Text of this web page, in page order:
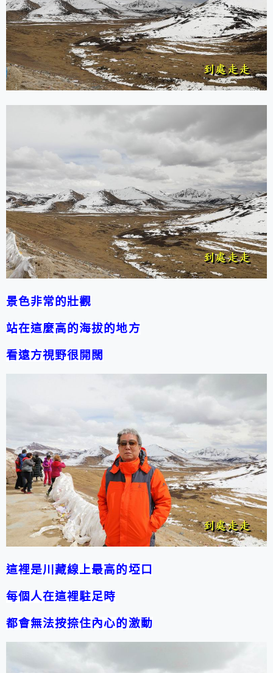
景色非常的壯觀
站在這麼高的海拔的地方
看遠方視野很開闊
這裡是川藏線上最高的埡口
每個人在這裡駐足時
都會無法按捺住內心的激動